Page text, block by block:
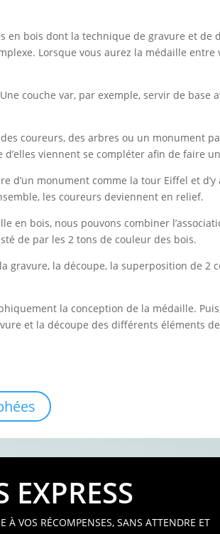
en bois dont la technique de gravure et
Lorsque vous aurez la médaille entre
couche var, par exemple, servir de base
coureurs, des arbres ou un monument
viennent se compléter afin de faire
monument comme la tour Eiffel et
les coureurs deviennent en relief.
bois, nous pouvons combiner
de par les 2 tons de couleur des bois.
la découpe, la superposition de 2
la conception de la médaille.
et la découpe des différents éléments
EXPRESS
À VOS RÉCOMPENSES, SANS ATTENDRE ET